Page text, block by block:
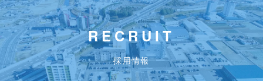
RECRUIT
採用情報